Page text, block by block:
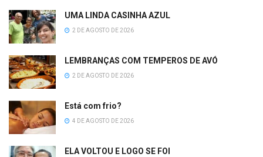
UMA LINDA CASINHA AZUL
2 DE AGOSTO DE 2026
LEMBRANÇAS COM TEMPEROS DE AVÓ
2 DE AGOSTO DE 2026
Está com frio?
4 DE AGOSTO DE 2026
ELA VOLTOU E LOGO SE FOI